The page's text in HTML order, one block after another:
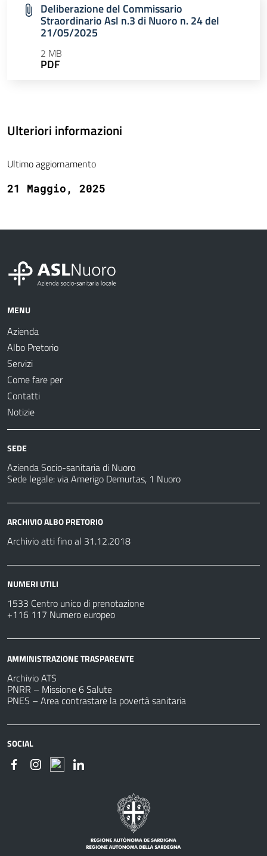
Deliberazione del Commissario
Straordinario Asl n.3 di Nuoro n. 24 del
21/05/2025
2 MB
PDF
Ulteriori informazioni
Ultimo aggiornamento
21 Maggio, 2025
MENU
Azienda
Albo Pretorio
Servizi
Come fare per
Contatti
Notizie
SEDE
Azienda Socio-sanitaria di Nuoro
Sede legale: via Amerigo Demurtas, 1 Nuoro
ARCHIVIO ALBO PRETORIO
Archivio atti fino al 31.12.2018
NUMERI UTILI
1533 Centro unico di prenotazione
+116 117 Numero europeo
AMMINISTRAZIONE TRASPARENTE
Archivio ATS
PNRR – Missione 6 Salute
PNES – Area contrastare la povertà sanitaria
SOCIAL